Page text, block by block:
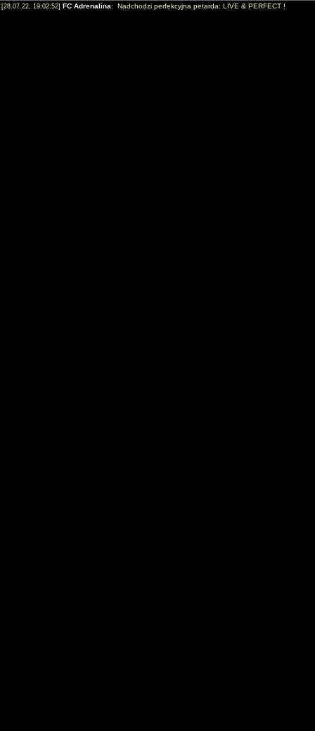
[28.07.22, 19:02:52] FC Adrenalina: Nadchodzi perfekcyjna petarda: LIVE & PERFECT !